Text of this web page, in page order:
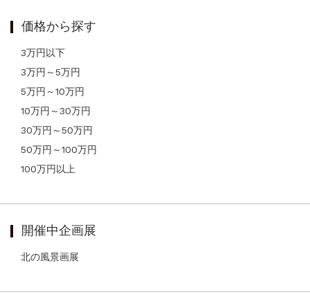
価格から探す
3万円以下
3万円～5万円
5万円～10万円
10万円～30万円
30万円～50万円
50万円～100万円
100万円以上
開催中企画展
北の風景画展